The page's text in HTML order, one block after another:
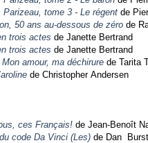
Parizeau, tome 3 - Le régent de
50 ans au-dessous de zéro de
trois actes de Janette Bertrand
trois actes de Janette Bertrand
amour, ma déchirure de Tarita
de Christopher Andersen
ces Français! de Jean-Benoît
code Da Vinci (Les) de Dan